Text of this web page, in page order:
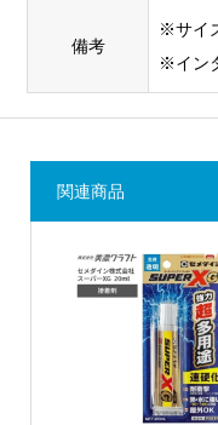
備考
※サイ
※イン
関連商品